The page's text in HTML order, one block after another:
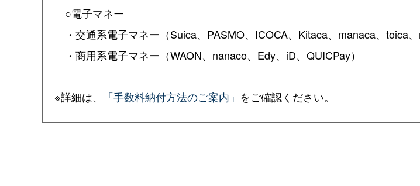
○電子マネー
・交通系電子マネー（Suica、PASMO、ICOCA、Kitaca、manaca、toica、
・商用系電子マネー（WAON、nanaco、Edy、iD、QUICPay）
※詳細は、 「手数料納付方法のご案内」 をご確認ください。